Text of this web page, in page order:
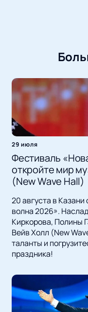
29 июля
Фестиваль
откройте мир
(New Wave Hall)
20 августа в
волна 2026».
Киркорова, Полины
Вейв Холл (New
таланты и
праздника!